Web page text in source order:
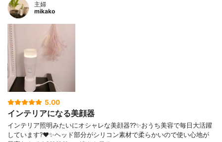
主婦
mikako
5.00
インテリアになる美顔器
インテリア照明みたいにオシャレな美顔器??✨おうち美容で毎日大活躍
しています?❤️✨ヘッド部分がシリコン素材で柔らかいので使い心地が